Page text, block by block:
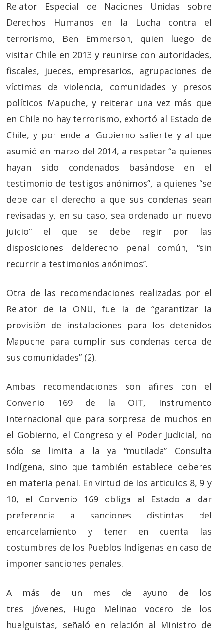
Relator Especial de Naciones Unidas sobre
Derechos Humanos en la Lucha contra el
terrorismo, Ben Emmerson, quien luego de
visitar Chile en 2013 y reunirse con autoridades,
fiscales, jueces, empresarios, agrupaciones de
víctimas de violencia, comunidades y presos
políticos Mapuche, y reiterar una vez más que
en Chile no hay terrorismo, exhortó al Estado de
Chile, y por ende al Gobierno saliente y al que
asumió en marzo del 2014, a respetar “a quienes
hayan sido condenados basándose en el
testimonio de testigos anónimos”, a quienes “se
debe dar el derecho a que sus condenas sean
revisadas y, en su caso, sea ordenado un nuevo
juicio” el que se debe regir por las
disposiciones delderecho penal común, “sin
recurrir a testimonios anónimos”.
Otra de las recomendaciones realizadas por el
Relator de la ONU, fue la de “garantizar la
provisión de instalaciones para los detenidos
Mapuche para cumplir sus condenas cerca de
sus comunidades” (2).
Ambas recomendaciones son afines con el
Convenio 169 de la OIT, Instrumento
Internacional que para sorpresa de muchos en
el Gobierno, el Congreso y el Poder Judicial, no
sólo se limita a la ya “mutilada” Consulta
Indígena, sino que también establece deberes
en materia penal. En virtud de los artículos 8, 9 y
10, el Convenio 169 obliga al Estado a dar
preferencia a sanciones distintas del
encarcelamiento y tener en cuenta las
costumbres de los Pueblos Indígenas en caso de
imponer sanciones penales.
A más de un mes de ayuno de los
tres jóvenes, Hugo Melinao vocero de los
huelguistas, señaló en relación al Ministro de